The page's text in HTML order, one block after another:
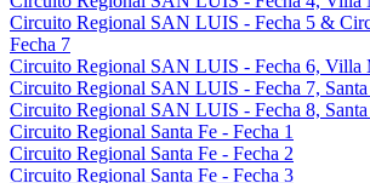
Circuito Regional SAN LUIS - Fecha 5 &
Fecha 7
Circuito Regional SAN LUIS - Fecha 6, Villa
Circuito Regional SAN LUIS - Fecha 7,
Circuito Regional SAN LUIS - Fecha 8,
Circuito Regional Santa Fe - Fecha 1
Circuito Regional Santa Fe - Fecha 2
Circuito Regional Santa Fe - Fecha 3